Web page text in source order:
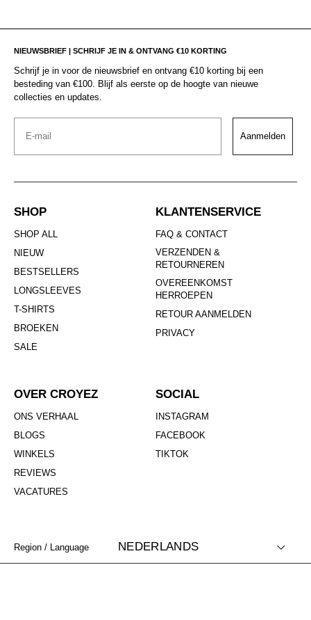
NIEUWSBRIEF | SCHRIJF JE IN & ONTVANG €10 KORTING
Schrijf je in voor de nieuwsbrief en ontvang €10 korting bij een
besteding van €100. Blijf als eerste op de hoogte van nieuwe
collecties en updates.
Email
Aanmelden
SHOP
SHOP ALL
NIEUW
BESTSELLERS
LONGSLEEVES
T-SHIRTS
BROEKEN
SALE
KLANTENSERVICE
FAQ & CONTACT
VERZENDEN &
RETOURNEREN
OVEREENKOMST
HERROEPEN
RETOUR AANMELDEN
PRIVACY
OVER CROYEZ
ONS VERHAAL
BLOGS
WINKELS
REVIEWS
VACATURES
SOCIAL
INSTAGRAM
FACEBOOK
TIKTOK
Region / Language NEDERLANDS